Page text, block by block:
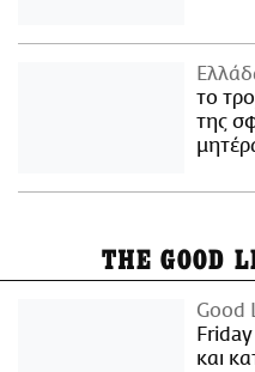
το
της
THE GOOD
Good
Friday
και